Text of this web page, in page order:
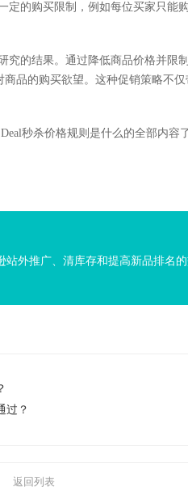
定的购买限制，例如每位买家只能
的结果。通过降低商品价格并限
品的购买欲望。这种促销策略不
秒杀价格规则是什么的全部内容
外推广、清库存和提高新品排名
过？
返回列表